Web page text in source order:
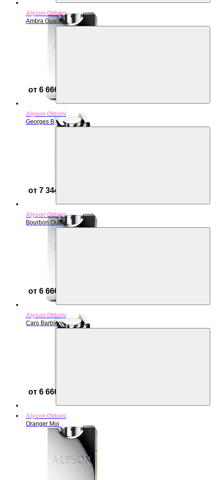
Alyson Oldoini
Ambra Guaiac
от 6 660 ₽
Alyson Oldoini
Georges B
от 7 344 ₽
Alyson Oldoini
Bourbon Oud
от 6 660 ₽
Alyson Oldoini
Caro Barbiere
от 6 660 ₽
Alyson Oldoini
Oranger Moi